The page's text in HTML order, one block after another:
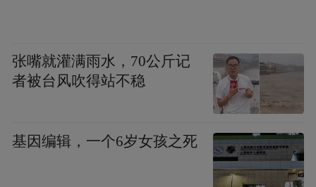
张嘴就灌满雨水，70公斤记
者被台风吹得站不稳
基因编辑，一个6岁女孩之死